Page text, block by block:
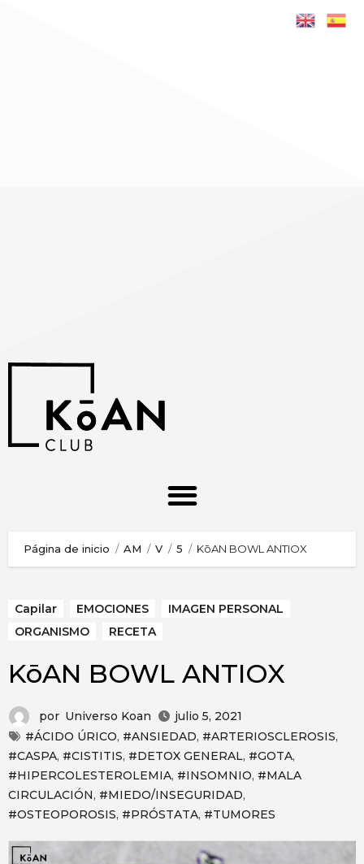
Página de inicio AM V 5 KōAN BOWL ANTIOX
Capilar EMOCIONES
IMAGEN PERSONAL
ORGANISMO
RECETA
KōAN BOWL ANTIOX
por Universo Koan
julio 5, 2021
#ÁCIDO ÚRICO, #ANSIEDAD, #ARTERIOSCLEROSIS,
#CASPA, #CISTITIS, #DETOX GENERAL, #GOTA,
#HIPERCOLESTEROLEMIA, #INSOMNIO, #MALA
CIRCULACIÓN, #MIEDO/INSEGURIDAD,
#OSTEOPOROSIS, #PRÓSTATA, #TUMORES